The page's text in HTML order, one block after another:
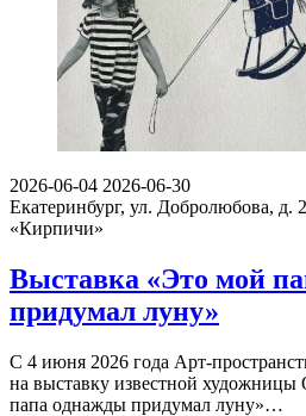
2026-06-04 2026-06-30
Екатеринбург, ул. Добролюбова, д.
«Кирпичи»
Выставка «Это мой
придумал луну»
С 4 июня 2026 года Арт-
на выставку известной
папа однажды придумал луну»…